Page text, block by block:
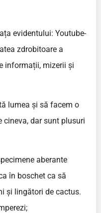
evidentului: Youtube-
zdrobitoare a
informații, mizerii și
lumea și să facem o
cineva, dar sunt plusuri
aberante
în boschet ca să
și lingători de cactus.